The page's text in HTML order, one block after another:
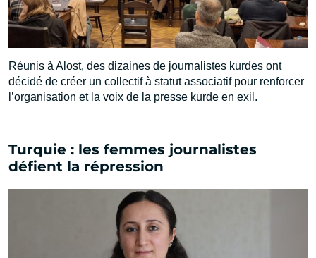
Réunis à Alost, des dizaines de journalistes kurdes ont
décidé de créer un collectif à statut associatif pour renforcer
l’organisation et la voix de la presse kurde en exil.
Turquie : les femmes journalistes
défient la répression